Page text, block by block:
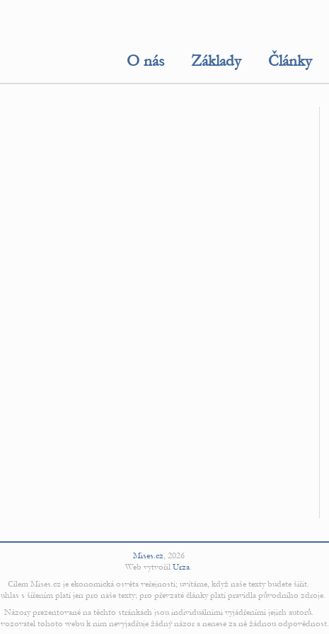
O nás Základy Články
Mises.cz, 2026
Web vytvořil Urza.
Cílem Mises.cz je ekonomická osvěta veřejnosti; uvítáme, když naše texty budete šířit.
s šířením platí jen pro naše texty; pro převzaté články platí pravidla původního zdroje.
Názory prezentované na těchto stránkách jsou individuálními vyjádřeními jejich autorů.
tohoto webu k nim nevyjadřuje žádný názor a nenese za ně žádnou odpovědnost.